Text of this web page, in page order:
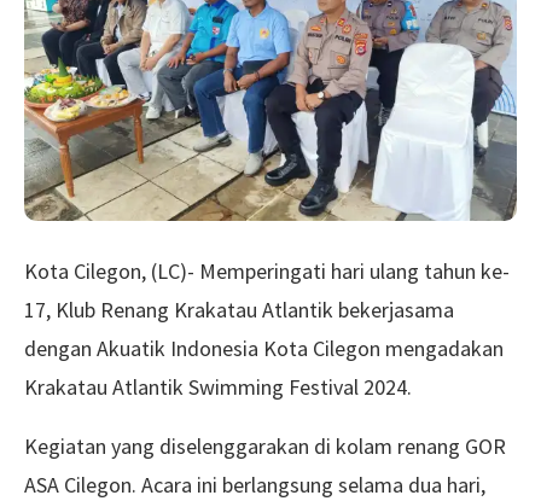
Kota Cilegon, (LC)- Memperingati hari ulang tahun ke-
17, Klub Renang Krakatau Atlantik bekerjasama
dengan Akuatik Indonesia Kota Cilegon mengadakan
Krakatau Atlantik Swimming Festival 2024.
Kegiatan yang diselenggarakan di kolam renang GOR
ASA Cilegon. Acara ini berlangsung selama dua hari,